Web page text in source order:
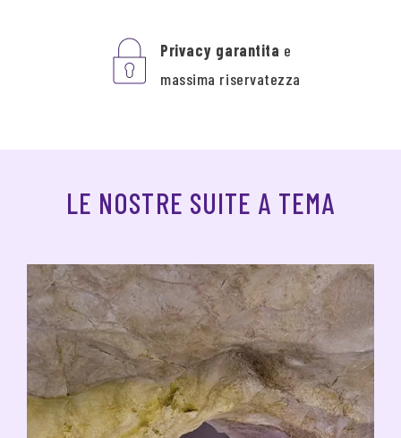
Privacy garantita e
massima riservatezza
LE NOSTRE SUITE A TEMA